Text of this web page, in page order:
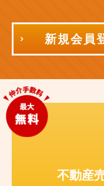
新規会員
不動産